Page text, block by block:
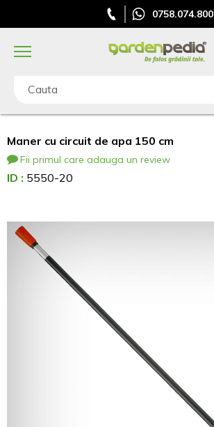
0758.074.800
Cauta
Maner cu circuit de apa 150 cm
Fii primul care adauga un review
ID : 5550-20